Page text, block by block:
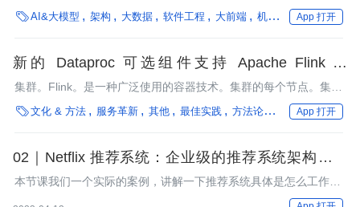
AI&大模型 架构 大数据 软件工程 大前端 机器学习/深度学习 App 打开
新的 Dataproc 可选组件支持 Apache Flink 和
Docker
集群。Flink。是一种广泛使用的容器技术。集群的每个节点。集群
交互。中创建容器化的服务。集群。可移植性的更多信息。
文化 & 方法 服务革新 其他 最佳实践 方法论 数据处理 编程语
App 打开
02｜Netflix 推荐系统：企业级的推荐系统架构是怎
样的？
本节课我们一个实际的案例，讲解一下推荐系统具体是怎么工作